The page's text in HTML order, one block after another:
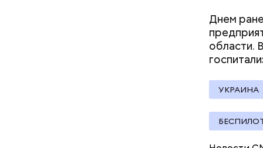
Днем
области.
УКРАИНА